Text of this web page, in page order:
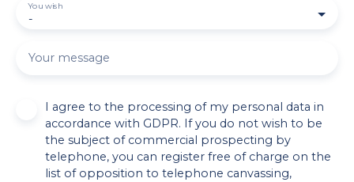
-
You wish
Your message
I agree to the processing of my personal data in
accordance with GDPR. If you do not wish to be
the subject of commercial prospecting by
telephone, you can register free of charge on the
list of opposition to telephone canvassing,